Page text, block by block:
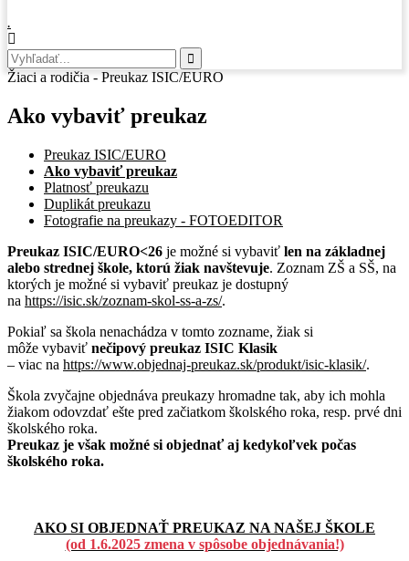
.
Žiaci a rodičia - Preukaz ISIC/EURO
Ako vybaviť preukaz
Preukaz ISIC/EURO
Ako vybaviť preukaz
Platnosť preukazu
Duplikát preukazu
Fotografie na preukazy - FOTOEDITOR
Preukaz ISIC/EURO<26 je možné si vybaviť len na základnej
alebo strednej škole, ktorú žiak navštevuje. Zoznam ZŠ a SŠ, na
ktorých je možné si vybaviť preukaz je dostupný
na https://isic.sk/zoznam-skol-ss-a-zs/.
Pokiaľ sa škola nenachádza v tomto zozname, žiak si
môže vybaviť nečipový preukaz ISIC Klasik
– viac na https://www.objednaj-preukaz.sk/produkt/isic-klasik/.
Škola zvyčajne objednáva preukazy hromadne tak, aby ich mohla
žiakom odovzdať ešte pred začiatkom školského roka, resp. prvé dni
školského roka.
Preukaz je však možné si objednať aj kedykoľvek počas
školského roka.
AKO SI OBJEDNAŤ PREUKAZ NA NAŠEJ ŠKOLE
(od 1.6.2025 zmena v spôsobe objednávania!)